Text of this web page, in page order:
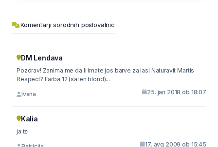
Komentarji sorodnih poslovalnic
DM Lendava
Pozdrav! Zanima me da li imate jos barve za lasi Naturavit Martis
Respect? Farba 12 (saten blond)...
Ivana 25. jan 2018 ob 18:07
Kalia
ja izi
17. avg 2009 ob 15:45